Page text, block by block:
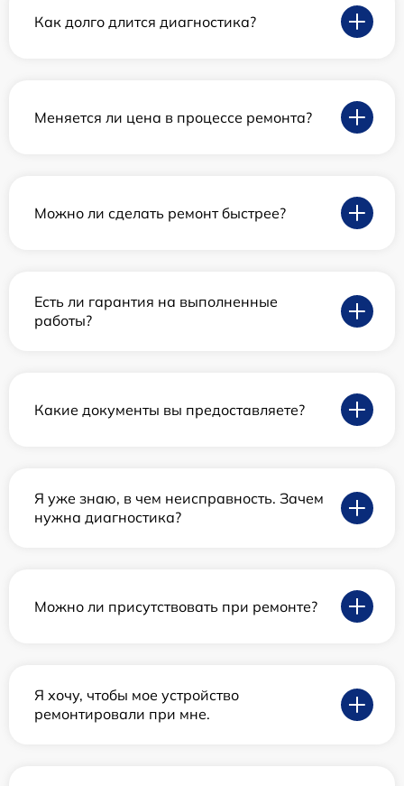
Как долго длится диагностика?
Меняется ли цена в процессе ремонта?
Можно ли сделать ремонт быстрее?
Есть ли гарантия на выполненные
работы?
Какие документы вы предоставляете?
Я уже знаю, в чем неисправность. Зачем
нужна диагностика?
Можно ли присутствовать при ремонте?
Я хочу, чтобы мое устройство
ремонтировали при мне.